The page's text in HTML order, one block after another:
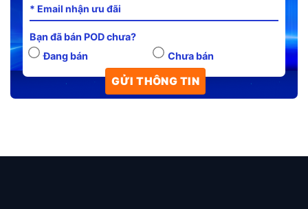
Bạn đã bán POD chưa?
Đang bán
Chưa bán